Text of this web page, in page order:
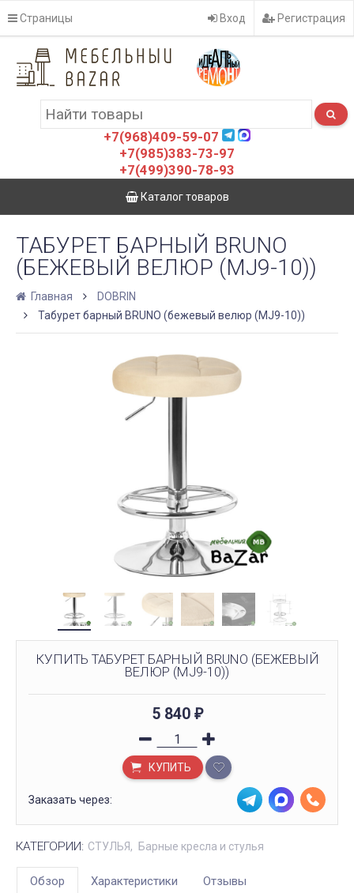
Страницы Вход Регистрация
+7(968)409-59-07
+7(985)383-73-97
+7(499)390-78-93
Каталог товаров
ТАБУРЕТ БАРНЫЙ BRUNO
(БЕЖЕВЫЙ ВЕЛЮР (MJ9-10))
Главная
DOBRIN
Табурет барный BRUNO (бежевый велюр (MJ9-10))
КУПИТЬ ТАБУРЕТ БАРНЫЙ BRUNO (БЕЖЕВЫЙ
ВЕЛЮР (MJ9-10))
5 840 ₽
КУПИТЬ
Заказать через:
КАТЕГОРИИ: СТУЛЬЯ Барные кресла и стулья
Обзор Характеристики Отзывы